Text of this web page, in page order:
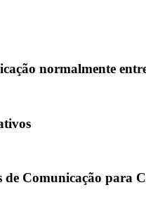
normalmente
Comunicação para